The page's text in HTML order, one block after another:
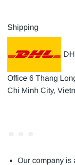
Shipping
Office 6 Thang
Chi Minh City,
Our company is